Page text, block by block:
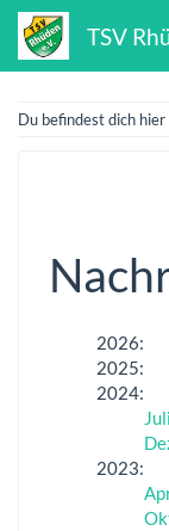
TSV
Du befindest dich hier
2026:
2025:
2024:
Juli
2023: